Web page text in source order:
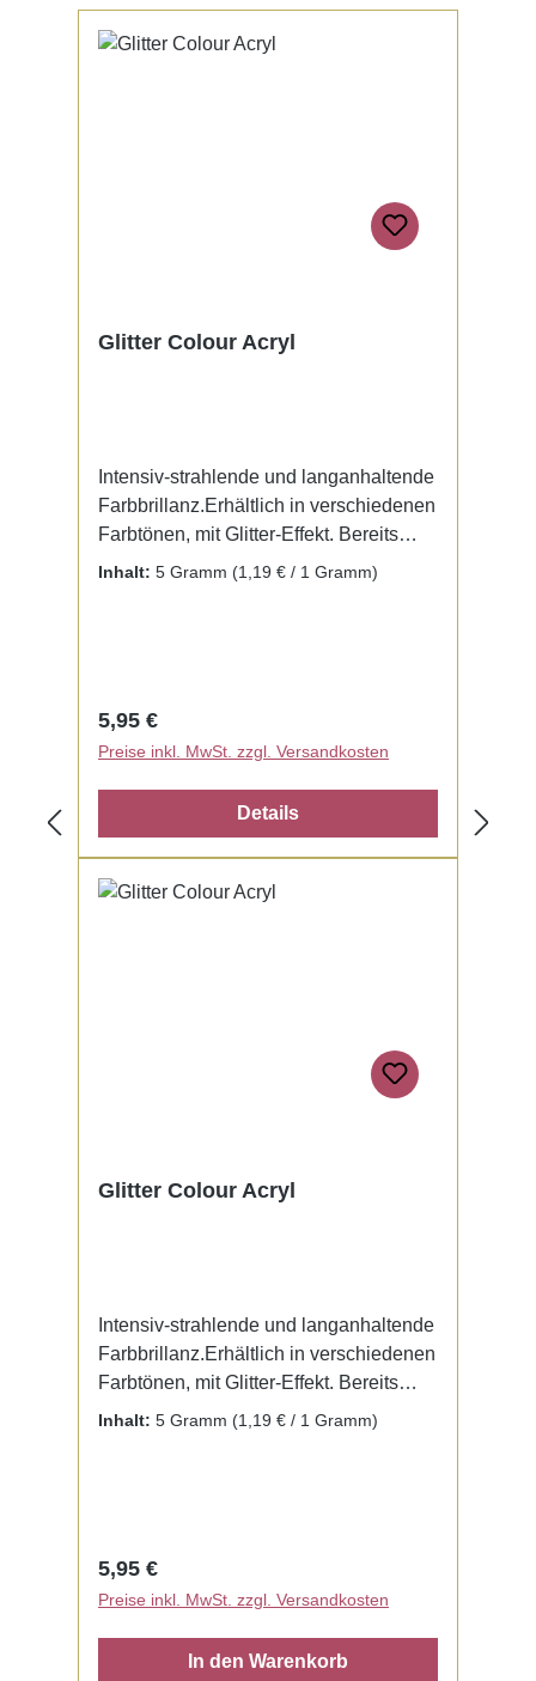
Glitter Colour Acryl
Intensiv-strahlende und langanhaltende
Farbbrillanz.Erhältlich in verschiedenen
Farbtönen, mit Glitter-Effekt. Bereits
fertig zur Benutzung mit Liquid. Kein
Inhalt: 5 Gramm (1,19 € / 1 Gramm)
Regulärer Preis:
5,95 €
Preise inkl. MwSt. zzgl. Versandkosten
Details
Glitter Colour Acryl
Intensiv-strahlende und langanhaltende
Farbbrillanz.Erhältlich in verschiedenen
Farbtönen, mit Glitter-Effekt. Bereits
fertig zur Benutzung mit Liquid. Kein
Inhalt: 5 Gramm (1,19 € / 1 Gramm)
Regulärer Preis:
5,95 €
Preise inkl. MwSt. zzgl. Versandkosten
In den Warenkorb